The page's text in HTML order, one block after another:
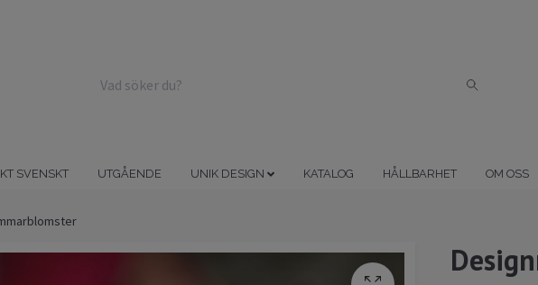
SVENSKT UTGÅENDE UNIK DESIGN KATALOG HÅLLBARHET OM OSS